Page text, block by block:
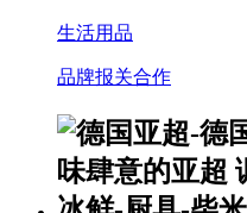
生活用品
品牌报关合作